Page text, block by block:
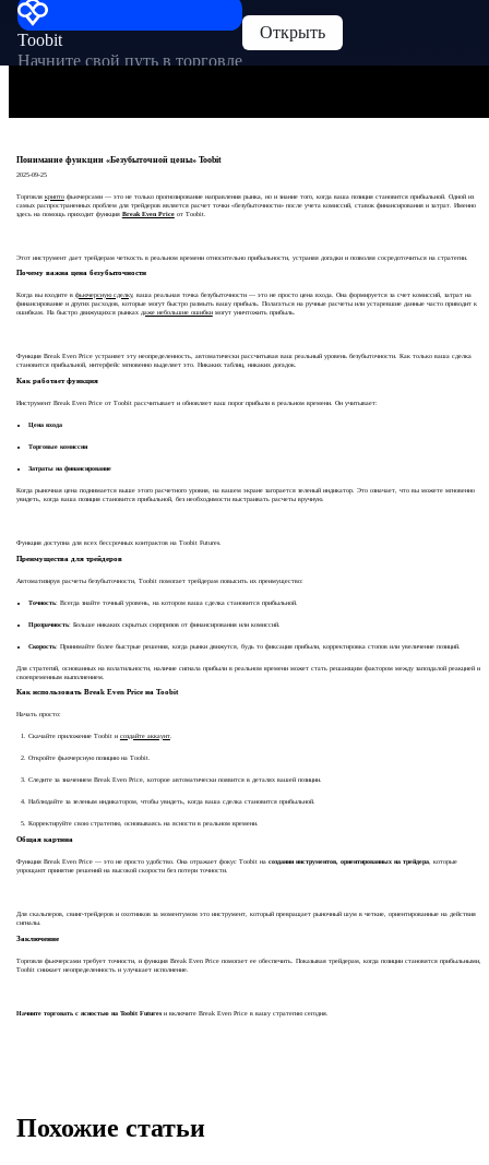
Toobit
Начните свой путь в торговле
Открыть
Понимание функции «Безубыточной цены» Toobit
2025-09-25
Торговля криптофьючерсами — это не только прогнозирование направления рынка, но и знание того, когда ваша позиция становится прибыльной. Одной из
самых распространенных проблем для трейдеров является расчет точки «безубыточности» после учета комиссий, ставок финансирования и затрат. Именно
здесь на помощь приходит функция Break Even Priceот Toobit.
Этот инструмент дает трейдерам четкость в реальном времени относительно прибыльности, устраняя догадки и позволяя сосредоточиться на стратегии.
Почему важна цена безубыточности
Когда вы входите в фьючерсную сделку, ваша реальная точка безубыточности — это не просто цена входа. Она формируется за счет комиссий, затрат на
финансирование и других расходов, которые могут быстро размыть вашу прибыль. Полагаться на ручные расчеты или устаревшие данные часто приводит к
ошибкам. На быстро движущихся рынках даже небольшие ошибкимогут уничтожить прибыль.
Функция Break Even Price устраняет эту неопределенность, автоматически рассчитывая ваш реальный уровень безубыточности. Как только ваша сделка
становится прибыльной, интерфейс мгновенно выделяет это. Никаких таблиц, никаких догадок.
Как работает функция
Инструмент Break Even Price от Toobit рассчитывает и обновляет ваш порог прибыли в реальном времени. Он учитывает:
Цена входа
Торговые комиссии
Затраты на финансирование
Когда рыночная цена поднимается выше этого расчетного уровня, на вашем экране загорается зеленый индикатор. Это означает, что вы можете мгновенно
увидеть, когда ваша позиция становится прибыльной, без необходимости выстраивать расчеты вручную.
Функция доступна для всех бессрочных контрактов на Toobit Futures.
Преимущества для трейдеров
Автоматизируя расчеты безубыточности, Toobit помогает трейдерам повысить их преимущество:
Точность: Всегда знайте точный уровень, на котором ваша сделка становится прибыльной.
Прозрачность: Больше никаких скрытых сюрпризов от финансирования или комиссий.
Скорость: Принимайте более быстрые решения, когда рынки движутся, будь то фиксация прибыли, корректировка стопов или увеличение позиций.
Для стратегий, основанных на волатильности, наличие сигнала прибыли в реальном времени может стать решающим фактором между запоздалой реакцией и
своевременным выполнением.
Как использовать Break Even Price на Toobit
Начать просто:
Скачайте приложение Toobit и создайте аккаунт.
Откройте фьючерсную позицию на Toobit.
Следите за значением Break Even Price, которое автоматически появится в деталях вашей позиции.
Наблюдайте за зеленым индикатором, чтобы увидеть, когда ваша сделка становится прибыльной.
Корректируйте свою стратегию, основываясь на ясности в реальном времени.
Общая картина
Функция Break Even Price — это не просто удобство. Она отражает фокус Toobit на создании инструментов, ориентированных на трейдера, которые
упрощают принятие решений на высокой скорости без потери точности.
Для скальперов, свинг-трейдеров и охотников за моментумом это инструмент, который превращает рыночный шум в четкие, ориентированные на действия
сигналы.
Заключение
Торговля фьючерсами требует точности, и функция Break Even Price помогает ее обеспечить. Показывая трейдерам, когда позиции становятся прибыльными,
Toobit снижает неопределенность и улучшает исполнение.
Начните торговать с ясностью на Toobit Futuresи включите Break Even Price в вашу стратегию сегодня.
Похожие статьи